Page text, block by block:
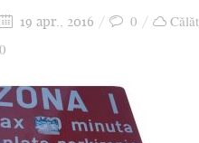
19 apr., 2016 0
0